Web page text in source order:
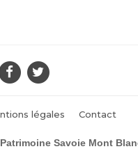
légales Contact
Savoie Mont